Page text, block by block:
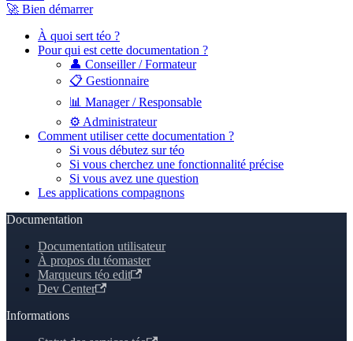
🚀 Bien démarrer
À quoi sert téo ?
Pour qui est cette documentation ?
👤 Conseiller / Formateur
📋 Gestionnaire
📊 Manager / Responsable
⚙️ Administrateur
Comment utiliser cette documentation ?
Si vous débutez sur téo
Si vous cherchez une fonctionnalité précise
Si vous avez une question
Les applications compagnons
Documentation
Documentation utilisateur
À propos du téomaster
Marqueurs téo edit
Dev Center
Informations